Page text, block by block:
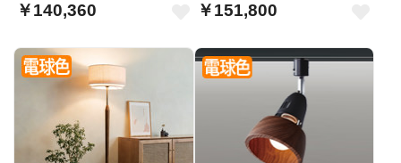
￥140,360 ￥151,800